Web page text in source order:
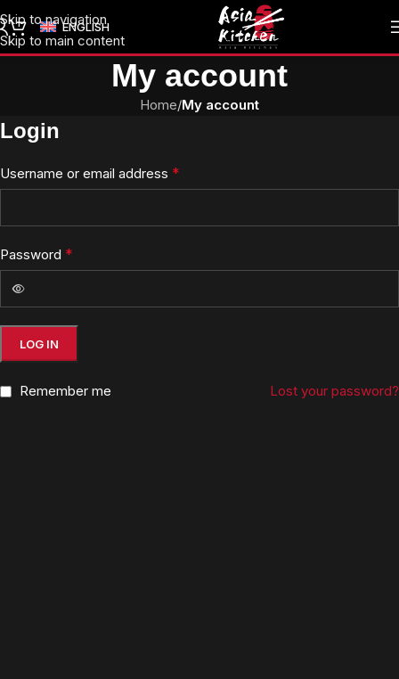
Skip to navigation
Skip to main content
ENGLISH
My account
Home/My account
Login
Username or email address *
Password *
LOG IN
Lost your password?
Remember me